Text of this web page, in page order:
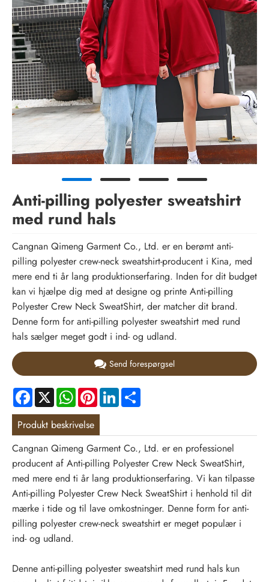
Anti-pilling polyester sweatshirt
med rund hals
Cangnan Qimeng Garment Co., Ltd. er en berømt anti-
pilling polyester crew-neck sweatshirt-producent i Kina, med
mere end ti år lang produktionserfaring. Inden for dit budget
kan vi hjælpe dig med at designe og printe Anti-pilling
Polyester Crew Neck SweatShirt, der matcher dit brand.
Denne form for anti-pilling polyester sweatshirt med rund
hals sælger meget godt i ind- og udland.
Send forespørgsel
Facebook
X WhatsApp
PinterestLinkedIn
Produkt beskrivelse
Cangnan Qimeng Garment Co., Ltd. er en professionel
producent af Anti-pilling Polyester Crew Neck SweatShirt,
med mere end ti år lang produktionserfaring. Vi kan tilpasse
Anti-pilling Polyester Crew Neck SweatShirt i henhold til dit
mærke i tide og til lave omkostninger. Denne form for anti-
pilling polyester crew-neck sweatshirt er meget populær i
ind- og udland.
Denne anti-pilling polyester sweatshirt med rund hals kun